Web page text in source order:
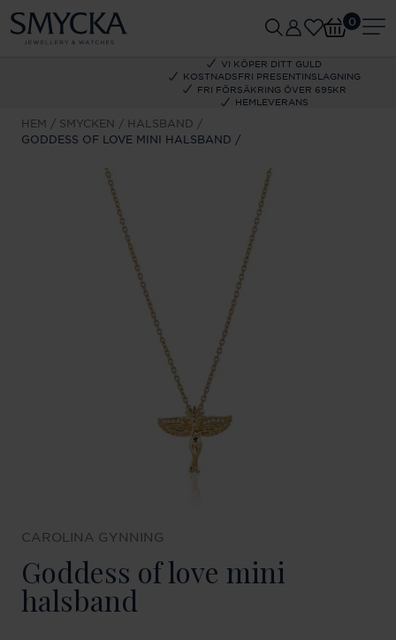
VI KÖPER DITT GULD
KOSTNADSFRI PRESENTINSLAGNING
FRI FÖRSÄKRING ÖVER 695KR
HEMLEVERANS
0
HEM SMYCKEN
HALSBAND
GODDESS OF LOVE MINI HALSBAND
CAROLINA GYNNING
Goddess of love mini
halsband